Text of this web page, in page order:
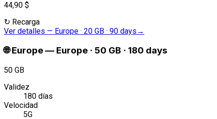
44,90 $
↻ Recarga
Ver detalles — Europe · 20 GB · 90 days →
🌐 Europe— Europe · 50 GB · 180 days
50 GB
Validez
180 días
Velocidad
5G